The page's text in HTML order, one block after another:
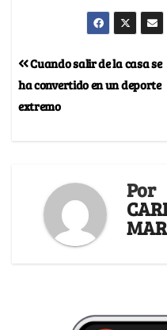
Cuando salir de la casa se
ha convertido en un deporte
extremo
Por